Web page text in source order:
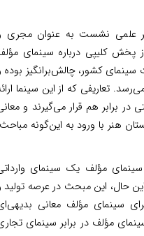
علمی نشست به عنوان مجری و
کلیپی درباره سینمای مؤلف
کشور، چالش‌برانگیز بوده و
تعاریفی که از این سینما ارائه
برابر هم قرار می‌‌گیرند و معانی
هنر با ورود به این‌گونه مباحث،
مؤلف یک سینمای وارداتی
حال، این مبحث در عرصه تولید و
سینمای مؤلف معانی بدیهی‌‌ای
کرد که از این قرار است: 1-سینمای مؤلف در برابر سینمای تجاری